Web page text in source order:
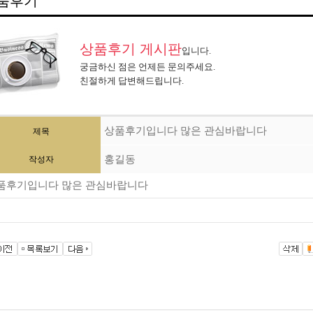
상품후기 게시판입니다.
궁금하신 점은 언제든 문의주세요.
친절하게 답변해드립니다.
제목 상품후기입니다 많은 관심바랍니다
작성자 홍길동
후기입니다 많은 관심바랍니다